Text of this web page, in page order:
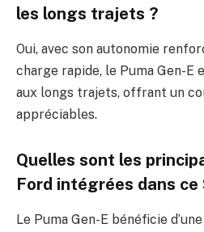
les longs trajets ?
Oui, avec son autonomie
charge rapide, le Puma Gen-
aux longs trajets, offrant un
appréciables.
Quelles sont les
Ford intégrées dans ce
Le Puma Gen-E bénéficie